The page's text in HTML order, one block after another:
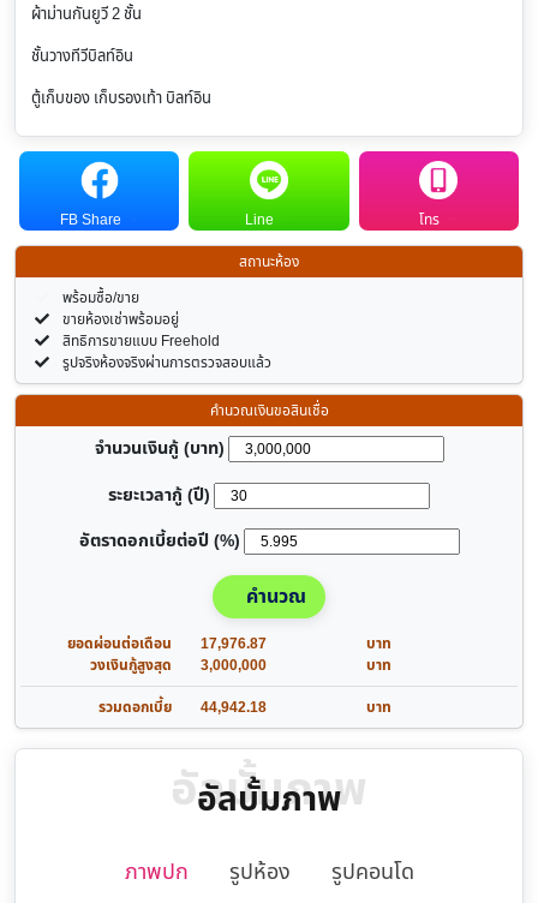
ผ้าม่านกันยูวี 2 ชั้น
ชั้นวางทีวีบิลท์อิน
ตู้เก็บของ เก็บรองเท้า บิลท์อิน
FB Share Line
โทร
สถานะห้อง
พร้อมซื้อ/ขาย
ขายห้องเช่าพร้อมอยู่
สิทธิการขายแบบ Freehold
รูปจริงห้องจริงผ่านการตรวจสอบแล้ว
คำนวณเงินขอสินเชื่อ
จำนวนเงินกู้ (บาท)
ระยะเวลากู้ (ปี)
อัตราดอกเบี้ยต่อปี (%)
คำนวณ
ยอดผ่อนต่อเดือน 17,976.87
บาท
วงเงินกู้สูงสุด
3,000,000
บาท
รวมดอกเบี้ย
44,942.18 บาท
อัลบั้มภาพ
อัลบั้มภาพ
ภาพปก รูปห้อง รูปคอนโด